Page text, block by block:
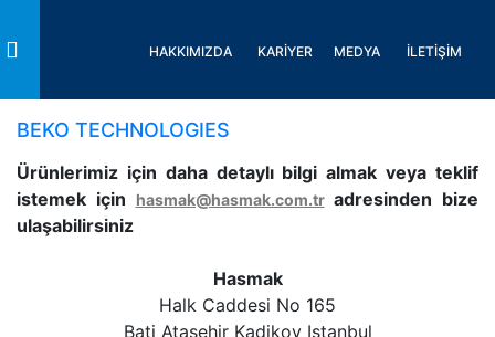
HAKKIMIZDA KARİYER MEDYA İLETİŞİM
BEKO TECHNOLOGIES
Ürünlerimiz için daha detaylı bilgi almak veya teklif
istemek için
hasmak@hasmak.com.tradresinden bize
ulaşabilirsiniz
Hasmak
Halk Caddesi No 165
Bati Atasehir Kadikoy Istanbul
Toggle